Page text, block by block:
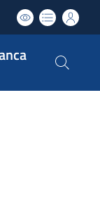
attiva: